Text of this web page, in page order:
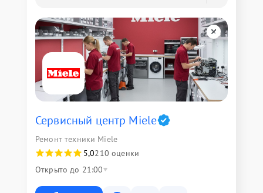
Сервисный центр Miele
Ремонт техники Miele
5,0210 оценки
Открыто до 21:00